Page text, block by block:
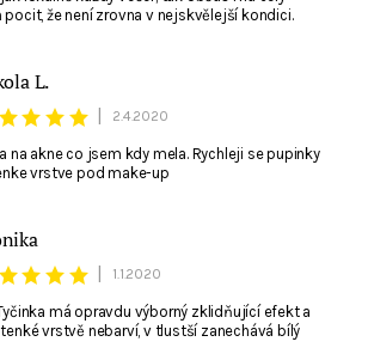
že není zrovna v nejskvělejší kondici.
L.
| 2.4.2020
na akne co jsem kdy mela. Rychleji se pupinky
vrstve pod make-up
| 1.1.2020
má opravdu výborný zklidňující efekt a
vrstvě nebarví, v tlustší zanechává bílý